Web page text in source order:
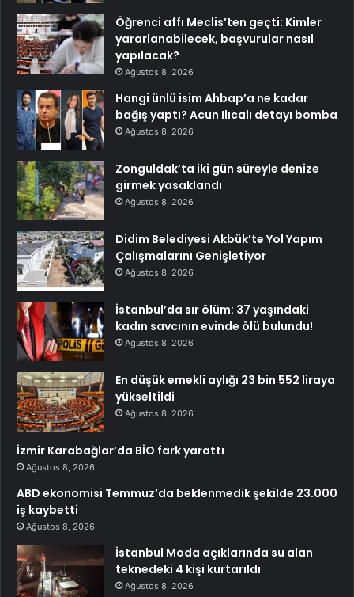
Öğrenci affı Meclis’ten geçti: Kimler
yararlanabilecek, başvurular nasıl
yapılacak?
Ağustos 8, 2026
Hangi ünlü isim Ahbap’a ne kadar
bağış yaptı? Acun Ilıcalı detayı bomba
Ağustos 8, 2026
Zonguldak’ta iki gün süreyle denize
girmek yasaklandı
Ağustos 8, 2026
Didim Belediyesi Akbük’te Yol Yapım
Çalışmalarını Genişletiyor
Ağustos 8, 2026
İstanbul’da sır ölüm: 37 yaşındaki
kadın savcının evinde ölü bulundu!
Ağustos 8, 2026
En düşük emekli aylığı 23 bin 552 liraya
yükseltildi
Ağustos 8, 2026
İzmir Karabağlar’da BİO fark yarattı
Ağustos 8, 2026
ABD ekonomisi Temmuz’da beklenmedik şekilde 23.000
iş kaybetti
Ağustos 8, 2026
İstanbul Moda açıklarında su alan
teknedeki 4 kişi kurtarıldı
Ağustos 8, 2026